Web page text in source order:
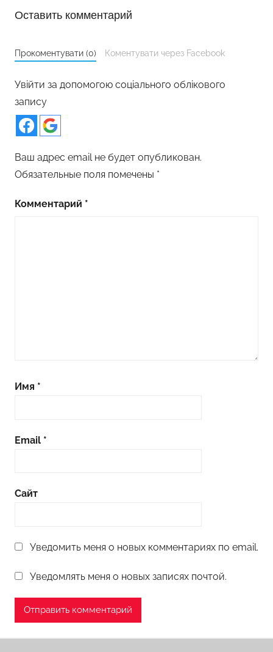
Оставить комментарий
Прокоментувати (0) Коментувати через Facebook
Увійти за допомогою соціального облікового
запису
Ваш адрес email не будет опубликован.
Обязательные поля помечены *
Комментарий *
Имя *
Email *
Сайт
Уведомить меня о новых комментариях по email.
Уведомлять меня о новых записях почтой.